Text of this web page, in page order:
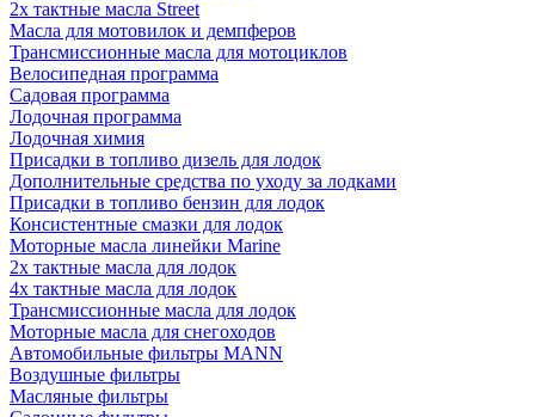
2х тактные масла Street
Масла для мотовилок и демпферов
Трансмиссионные масла для мотоциклов
Велосипедная программа
Садовая программа
Лодочная программа
Лодочная химия
Присадки в топливо дизель для лодок
Дополнительные средства по уходу за лодками
Присадки в топливо бензин для лодок
Консистентные смазки для лодок
Моторные масла линейки Marine
2х тактные масла для лодок
4х тактные масла для лодок
Трансмиссионные масла для лодок
Моторные масла для снегоходов
Автомобильные фильтры MANN
Воздушные фильтры
Масляные фильтры